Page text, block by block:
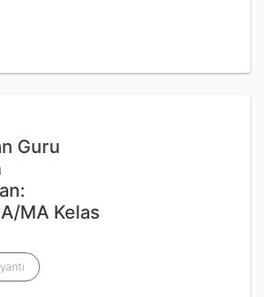
Guru
MA Kelas